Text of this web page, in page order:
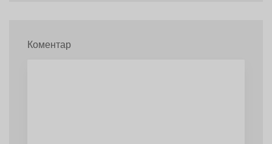
Коментар